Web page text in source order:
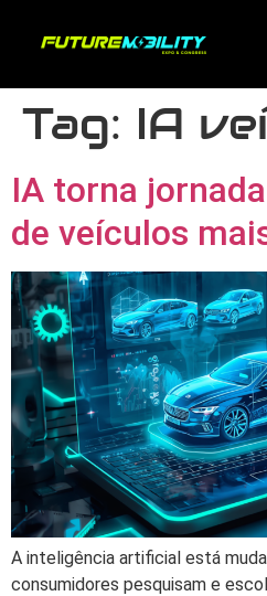
Tag: IA
IA torna
de veículos
A inteligência artificial está
consumidores pesquisam e